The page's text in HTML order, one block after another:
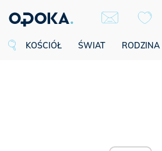
KOŚCIÓŁ ŚWIAT RODZINA